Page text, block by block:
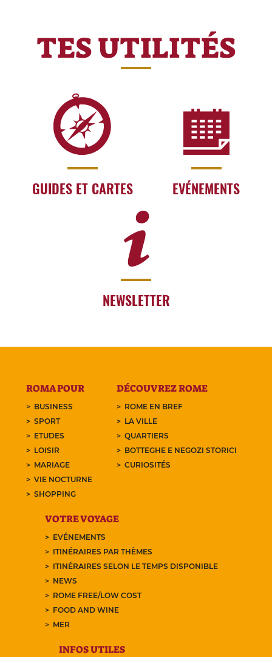
TES UTILITÉS
GUIDES ET CARTES EVÉNEMENTS
NEWSLETTER
ROMA POUR
BUSINESS
SPORT
ETUDES
LOISIR
MARIAGE
VIE NOCTURNE
SHOPPING
DÉCOUVREZ ROME
ROME EN BREF
LA VILLE
QUARTIERS
BOTTEGHE E NEGOZI STORICI
CURIOSITÉS
VOTRE VOYAGE
EVÉNEMENTS
ITINÉRAIRES PAR THÈMES
ITINÉRAIRES SELON LE TEMPS DISPONIBLE
NEWS
ROME FREE/LOW COST
FOOD AND WINE
MER
INFOS UTILES